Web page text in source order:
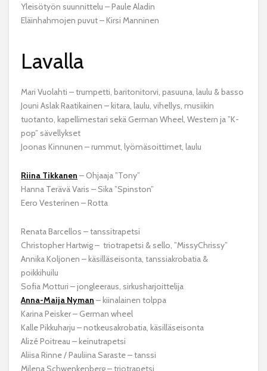
Yleisötyön suunnittelu – Paule Aladin
Eläinhahmojen puvut – Kirsi Manninen
Lavalla
Mari Vuolahti – trumpetti, baritonitorvi, pasuuna, laulu & basso
Jouni Aslak Raatikainen – kitara, laulu, vihellys, musiikin
tuotanto, kapellimestari sekä German Wheel, Western ja ”K-
pop” sävellykset
Joonas Kinnunen – rummut, lyömäsoittimet, laulu
Riina Tikkanen – Ohjaaja ”Tony”
Hanna Terävä Varis – Sika ”Spinston”
Eero Vesterinen – Rotta
Renata Barcellos – tanssitrapetsi
Christopher Hartwig – triotrapetsi & sello, ”MissyChrissy”
Annika Koljonen – käsilläseisonta, tanssiakrobatia &
poikkihuilu
Sofia Motturi – jongleeraus, sirkusharjoittelija
Anna-Maija Nyman – kiinalainen tolppa
Karina Peisker – German wheel
Kalle Pikkuharju – notkeusakrobatia, käsilläseisonta
Alizé Poitreau – keinutrapetsi
Aliisa Rinne / Pauliina Saraste – tanssi
Milena Schwenkenberg – triotrapetsi